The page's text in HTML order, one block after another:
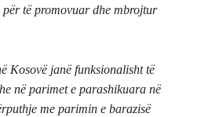
për të promovuar dhe mbrojtur
Kosovë janë funksionalisht të
në parimet e parashikuara në
me parimin e barazisë